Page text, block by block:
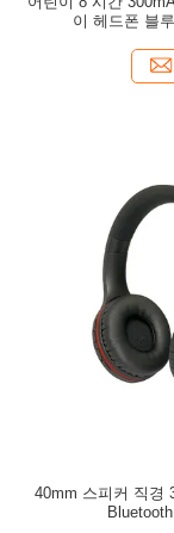
이 헤드폰 블
40mm 스피커 직경